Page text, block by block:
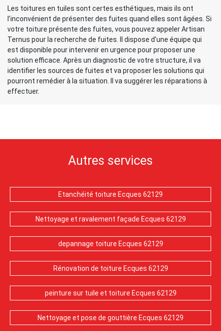
Les toitures en tuiles sont certes esthétiques, mais ils ont
l’inconvénient de présenter des fuites quand elles sont âgées. Si
votre toiture présente des fuites, vous pouvez appeler Artisan
Ternus pour la recherche de fuites. Il dispose d’une équipe qui
est disponible pour intervenir en urgence pour proposer une
solution efficace. Après un diagnostic de votre structure, il va
identifier les sources de fuites et va proposer les solutions qui
pourront remédier à la situation. Il va suggérer les réparations à
effectuer.
Autres services
Etanchéité toiture Ecques 62129
Nettoyage et ravalement façade Ecques 62129
depannage toiture Ecques 62129
Rénovation de toiture Ecques 62129
peinture sur tuile et toiture Ecques 62129
Nettoyage et pose de gouttière Ecques 62129